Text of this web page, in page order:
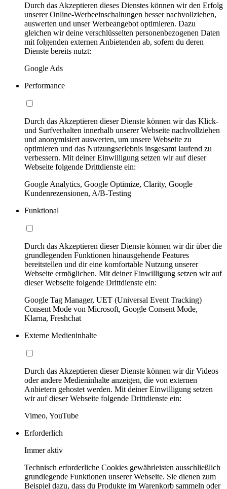
Durch das Akzeptieren dieses Dienstes können wir den Erfolg
unserer Online-Werbeeinschaltungen besser nachvollziehen,
auswerten und unser Werbeangebot optimieren. Dazu
gleichen wir deine verschlüsselten personenbezogenen Daten
mit folgenden externen Anbietenden ab, sofern du deren
Dienste bereits nutzt:
Google Ads
Performance
Durch das Akzeptieren dieser Dienste können wir das Klick-
und Surfverhalten innerhalb unserer Webseite nachvollziehen
und anonymisiert auswerten, um unsere Webseite zu
optimieren und das Nutzungserlebnis insgesamt laufend zu
verbessern. Mit deiner Einwilligung setzen wir auf dieser
Webseite folgende Drittdienste ein:
Google Analytics, Google Optimize, Clarity, Google
Kundenrezensionen, A/B-Testing
Funktional
Durch das Akzeptieren dieser Dienste können wir dir über die
grundlegenden Funktionen hinausgehende Features
bereitstellen und dir eine komfortable Nutzung unserer
Webseite ermöglichen. Mit deiner Einwilligung setzen wir auf
dieser Webseite folgende Drittdienste ein:
Google Tag Manager, UET (Universal Event Tracking)
Consent Mode von Microsoft, Google Consent Mode,
Klarna, Freshchat
Externe Medieninhalte
Durch das Akzeptieren dieser Dienste können wir dir Videos
oder andere Medieninhalte anzeigen, die von externen
Anbietern gehostet werden. Mit deiner Einwilligung setzen
wir auf dieser Webseite folgende Drittdienste ein:
Vimeo, YouTube
Erforderlich
Immer aktiv
Technisch erforderliche Cookies gewährleisten ausschließlich
grundlegende Funktionen unserer Webseite. Sie dienen zum
Beispiel dazu, dass du Produkte im Warenkorb sammeln oder